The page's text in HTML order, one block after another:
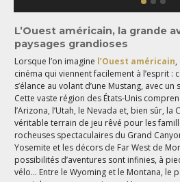
L’Ouest américain, la grande
paysages grandioses
Lorsque l’on imagine l’Ouest américain,
cinéma qui viennent facilement à l’esprit :
s’élance au volant d’une Mustang, avec
Cette vaste région des États-Unis
l’Arizona, l’Utah, le Nevada et, bien sûr, la
véritable terrain de jeu rêvé pour les
rocheuses spectaculaires du Grand
Yosemite et les décors de Far West de
possibilités d’aventures sont infinies, à
vélo... Entre le Wyoming et le Montana, le